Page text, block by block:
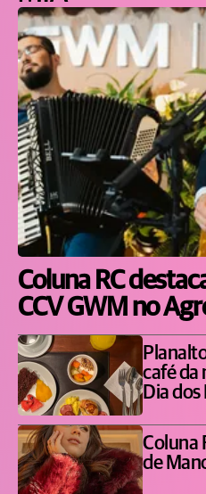
Coluna RC
CCV GWM no
café da
Dia dos
Coluna
de